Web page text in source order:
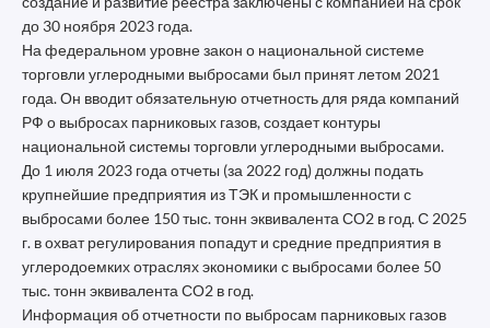
до 30 ноября 2023 года.
На федеральном уровне закон о национальной системе
торговли углеродными выбросами был принят летом 2021
года. Он вводит обязательную отчетность для ряда компаний
РФ о выбросах парниковых газов, создает контуры
национальной системы торговли углеродными выбросами.
До 1 июля 2023 года отчеты (за 2022 год) должны подать
крупнейшие предприятия из ТЭК и промышленности с
выбросами более 150 тыс. тонн эквивалента СО2 в год. С 2025
г. в охват регулирования попадут и средние предприятия в
углеродоемких отраслях экономики с выбросами более 50
тыс. тонн эквивалента СО2 в год.
Информация об отчетности по выбросам парниковых газов